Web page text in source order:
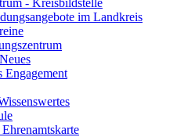
- Kreisbildstelle
im Landkreis